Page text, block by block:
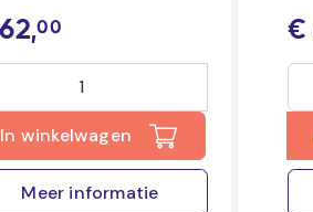
62,00
In winkelwagen
Meer informatie
€